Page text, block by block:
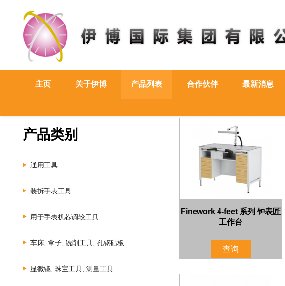
主页 关于伊博 产品列表 合作伙伴 最新消息
产品类别
通用工具
装拆手表工具
用于手表机芯调较工具
车床, 拿子, 铣削工具, 孔钢砧板
显微镜, 珠宝工具, 测量工具
Finework 4-feet 系列 钟表匠
工作台
查询